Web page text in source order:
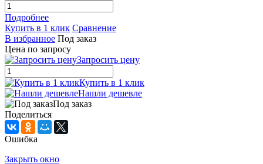
Подробнее
Купить в 1 клик Сравнение
В избранное Под заказ
Цена по запросу
Запросить цену
Купить в 1 клик
Нашли дешевле
Под заказ
Поделиться
Ошибка
Закрыть окно